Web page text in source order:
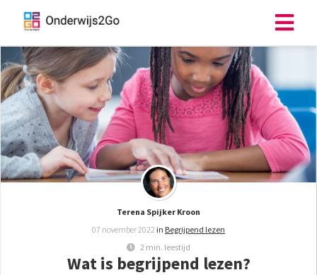
Terena Spijker Kroon
07 november 2022 in Begrijpend lezen
2 min. leestijd
Wat is begrijpend lezen?
policy